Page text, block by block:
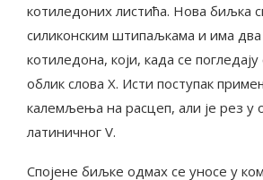
котиледоних листића. Нова биљка
силиконским штипаљкама и има два
котиледона, који, када се
облик слова X. Исти поступак
калемљења на расцеп, али је рез у
латиничног V.
Спојене биљке одмах се уносе у